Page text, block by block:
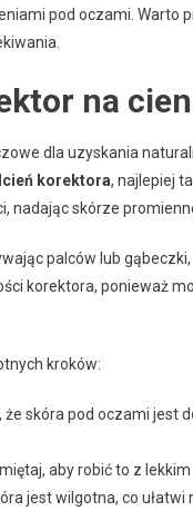
pod oczami. Warto
na
dla uzyskania
korektora, najlepiej
nadając skórze
palców lub
korektora, ponieważ
kroków:
że skóra pod oczami jest
aby robić to z
jest wilgotna, co